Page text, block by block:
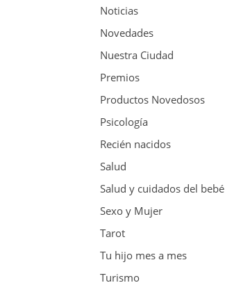
Noticias
Novedades
Nuestra Ciudad
Premios
Productos Novedosos
Psicología
Recién nacidos
Salud
Salud y cuidados del bebé
Sexo y Mujer
Tarot
Tu hijo mes a mes
Turismo